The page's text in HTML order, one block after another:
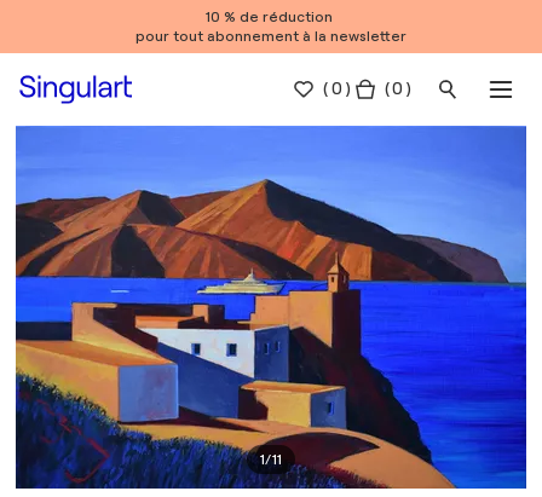
10 % de réduction
pour tout abonnement à la newsletter
(0 ) ( 0 )
1/11